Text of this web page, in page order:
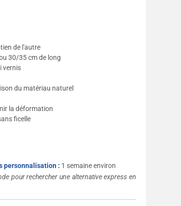
de l'autre
30/35 cm de long
vernis
du matériau naturel
la déformation
ficelle
personnalisation : 1 semaine environ
pour rechercher une alternative express en